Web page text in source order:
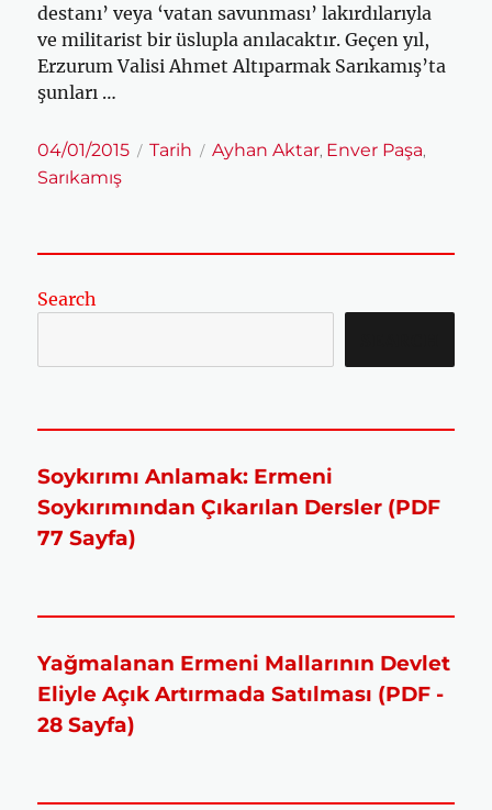
destanı’ veya ‘vatan savunması’ lakırdılarıyla
ve militarist bir üslupla anılacaktır. Geçen yıl,
Erzurum Valisi Ahmet Altıparmak Sarıkamış’ta
şunları …
Yayın
tarihi
04/01/2015 Kategoriler
Tarih Etiketler
Ayhan Aktar, Enver Paşa,
Sarıkamış
Search
Soykırımı Anlamak: Ermeni
Soykırımından Çıkarılan Dersler (PDF
77 Sayfa)
Yağmalanan Ermeni Mallarının Devlet
Eliyle Açık Artırmada Satılması (PDF -
28 Sayfa)